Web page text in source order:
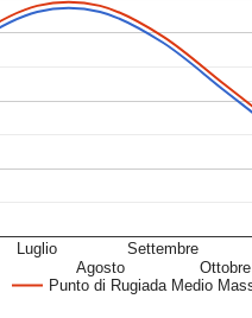
Punto di Rugiada Medio
Luglio
Agosto
Settembre
Ottobre